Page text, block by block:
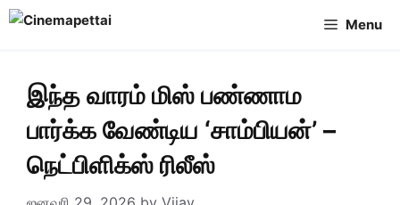
Skip
Menu
இந்த வாரம் மிஸ் பண்ணாம
பார்க்க வேண்டிய ‘சாம்பியன்’ –
நெட்பிளிக்ஸ் ரிலீஸ்